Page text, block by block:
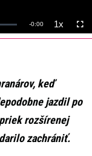
Remaining
-0:00 1xPlayback
Rate
keď
jazdil po
rozšírenej
zachrániť.